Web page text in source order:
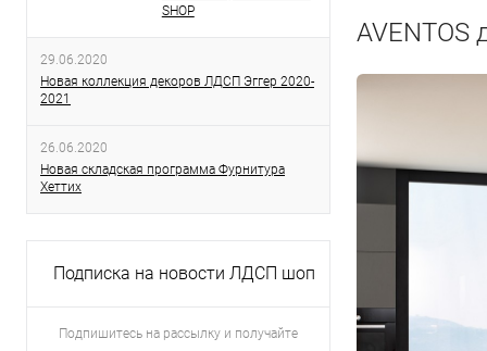
SHOP
29.06.2020
Новая коллекция декоров ЛДСП Эггер 2020-
2021
26.06.2020
Новая складская программа Фурнитура
Хеттих
Подписка на новости ЛДСП шоп
Подпишитесь на рассылку и получайте
AVENTOS